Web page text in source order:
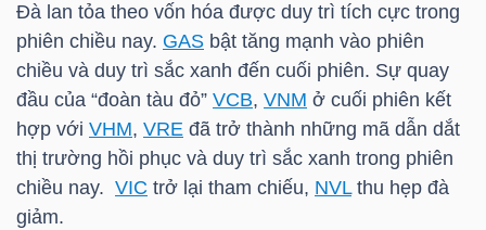
Đà lan tỏa theo vốn hóa được duy trì tích cực trong
phiên chiều nay. GAS bật tăng mạnh vào phiên
chiều và duy trì sắc xanh đến cuối phiên. Sự quay
đầu của “đoàn tàu đỏ” VCB, VNM ở cuối phiên kết
hợp với VHM, VRE đã trở thành những mã dẫn dắt
thị trường hồi phục và duy trì sắc xanh trong phiên
chiều nay. VIC trở lại tham chiếu, NVLthu hẹp đà
giảm.
SẢN
TÀI
CHÍNH